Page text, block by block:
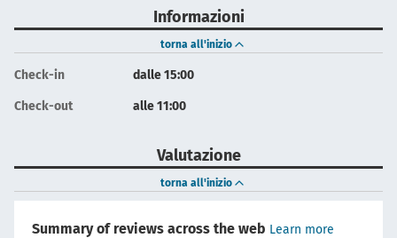
Informazioni
torna all'inizio
Check-in dalle 15:00
Check-out alle 11:00
Valutazione
torna all'inizio
Summary of reviews across the web Learn more